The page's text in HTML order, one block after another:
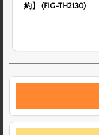
約】 (FIG-TH2130)